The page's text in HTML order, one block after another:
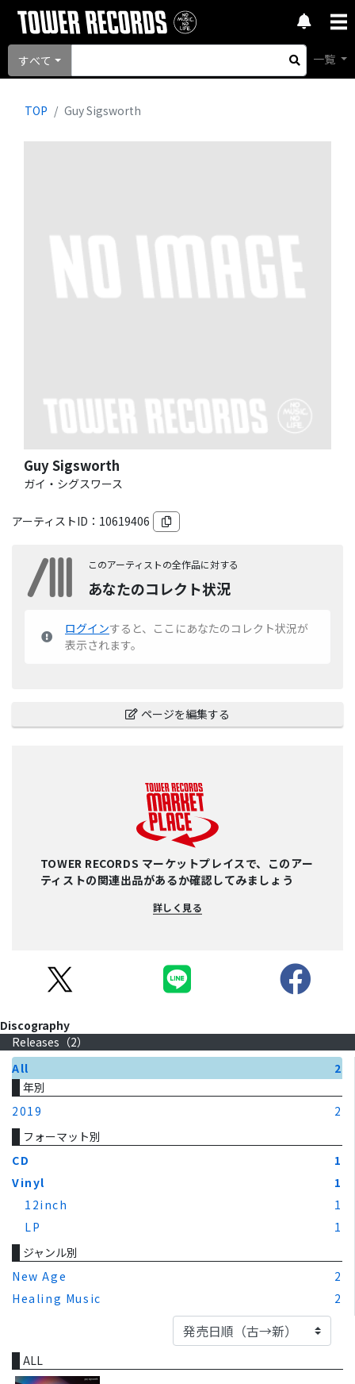
すべて 一覧
TOP Guy Sigsworth
Guy Sigsworth
ガイ・シグスワース
アーティストID： 10619406
このアーティストの全作品に対する
あなたのコレクト状況
ログインすると、ここにあなたのコレクト状況が
表示されます。
ページを編集する
TOWER RECORDS マーケットプレイスで、このアー
ティストの関連出品があるか確認してみましょう
詳しく見る
Discography
Releases（2）
All
2
年別
2019
2
フォーマット別
CD
1
Vinyl
1
12inch
1
LP
1
ジャンル別
New Age
2
Healing Music
2
ALL